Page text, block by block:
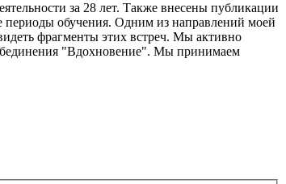
за 28 лет. Также внесены публикации
обучения. Одним из направлений моей
фрагменты этих встреч. Мы активно
"Вдохновение". Мы принимаем